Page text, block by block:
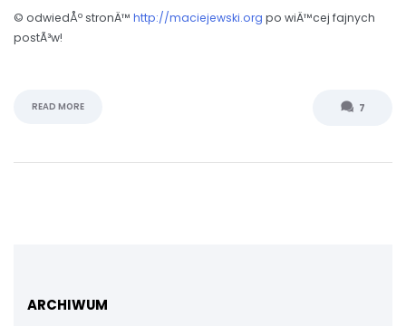
© odwiedÅº stronÄ™ http://maciejewski.org po wiÄ™cej fajnych
postÃ³w!
READ MORE 7
ARCHIWUM